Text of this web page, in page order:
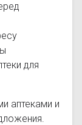
для
аптеками и